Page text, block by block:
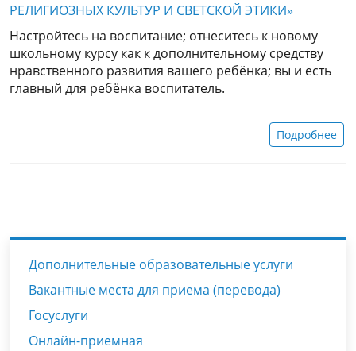
РЕЛИГИОЗНЫХ КУЛЬТУР И СВЕТСКОЙ ЭТИКИ»
Настройтесь на воспитание; отнеситесь к новому
школьному курсу как к дополнительному средству
нравственного развития вашего ребёнка; вы и есть
главный для ребёнка воспитатель.
Подробнее
Дополнительные образовательные услуги
Вакантные места для приема (перевода)
Госуслуги
Онлайн-приемная